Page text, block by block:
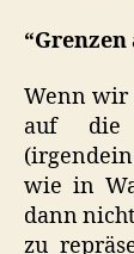
Wenn wir
auf die
wie in
dann
zu